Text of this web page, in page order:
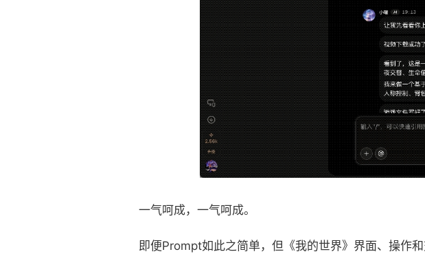
一气呵成，一气呵成。
即便Prompt如此之简单，但《我的世界》界面、操作